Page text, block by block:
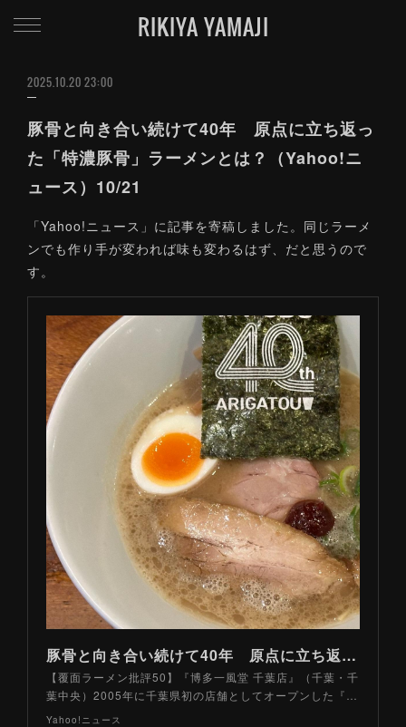
RIKIYA YAMAJI
2025.10.20 23:00
豚骨と向き合い続けて40年 原点に立ち返っ
た「特濃豚骨」ラーメンとは？（Yahoo!ニ
ュース）10/21
「Yahoo!ニュース」に記事を寄稿しました。同じラーメ
ンでも作り手が変われば味も変わるはず、だと思うので
す。
豚骨と向き合い続けて40年 原点に立ち返った「特濃豚骨」ラーメンとは？（山路力也） - エキスパート - Yahoo!ニュース
【覆面ラーメン批評50】『博多一風堂 千葉店』（千葉・千
葉中央）2005年に千葉県初の店舗としてオープンした『…
Yahoo!ニュース